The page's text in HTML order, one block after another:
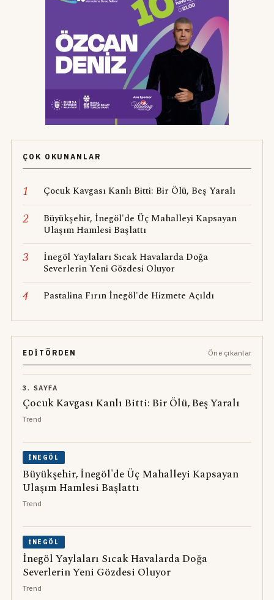
ÇOK OKUNANLAR
1 Çocuk Kavgası Kanlı Bitti: Bir Ölü, Beş Yaralı
2
Büyükşehir, İnegöl'de Üç Mahalleyi Kapsayan
Ulaşım Hamlesi Başlattı
3
İnegöl Yaylaları Sıcak Havalarda Doğa
Severlerin Yeni Gözdesi Oluyor
4 Pastalina Fırın İnegöl'de Hizmete Açıldı
EDITÖRDEN Öne çıkanlar
3. SAYFA
Çocuk Kavgası Kanlı Bitti: Bir Ölü, Beş Yaralı
Trend
İNEGÖL
Büyükşehir, İnegöl'de Üç Mahalleyi Kapsayan
Ulaşım Hamlesi Başlattı
Trend
İNEGÖL
İnegöl Yaylaları Sıcak Havalarda Doğa
Severlerin Yeni Gözdesi Oluyor
Trend